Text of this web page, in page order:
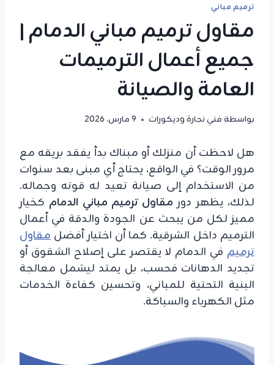
ترميم مباني
مقاول ترميم مباني الدمام |
جميع أعمال الترميمات
العامة والصيانة
بواسطةفني نجارة وديكورات 9 مارس، 2026
هل لاحظت أن منزلك أو مبناك بدأ يفقد بريقه مع
مرور الوقت؟ في الواقع، يحتاج أي مبنى بعد سنوات
من الاستخدام إلى صيانة تعيد له قوته وجماله.
لذلك، يظهر دورمقاول ترميم مباني الدمام كخيار
مميز لكل من يبحث عن الجودة والدقة في أعمال
الترميم داخل الشرقية. كما أن اختيار أفضل مقاول
ترميم في الدمام لا يقتصر على إصلاح الشقوق أو
تجديد الدهانات فحسب، بل يمتد ليشمل معالجة
البنية التحتية للمباني، وتحسين كفاءة الخدمات
مثل الكهرباء والسباكة.